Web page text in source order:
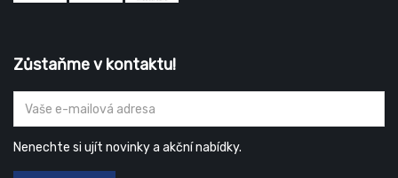
Zůstaňme v kontaktu!
Nenechte si ujít novinky a akční nabídky.